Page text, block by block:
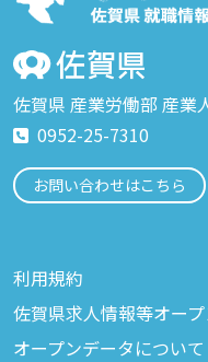
佐賀県 産業労働部 産業
0952-25-7310
お問い合わせはこちら
利用規約
佐賀県求人情報等オー
オープンデータについて